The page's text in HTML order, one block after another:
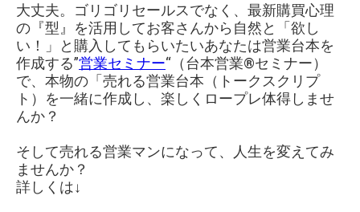
大丈夫。ゴリゴリセールスでなく、最新購買心理
の『型』を活用してお客さんから自然と「欲し
い！」と購入してもらいたいあなたは営業台本を
作成する”営業セミナー“（台本営業®︎セミナー）
で、本物の「売れる営業台本（トークスクリプ
ト）を一緒に作成し、楽しくロープレ体得しませ
んか？
そして売れる営業マンになって、人生を変えてみ
ませんか？
詳しくは↓